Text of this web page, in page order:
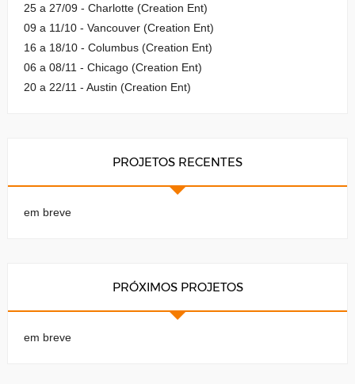
25 a 27/09 - Charlotte (Creation Ent)
09 a 11/10 - Vancouver (Creation Ent)
16 a 18/10 - Columbus (Creation Ent)
06 a 08/11 - Chicago (Creation Ent)
20 a 22/11 - Austin (Creation Ent)
PROJETOS RECENTES
em breve
PRÓXIMOS PROJETOS
em breve